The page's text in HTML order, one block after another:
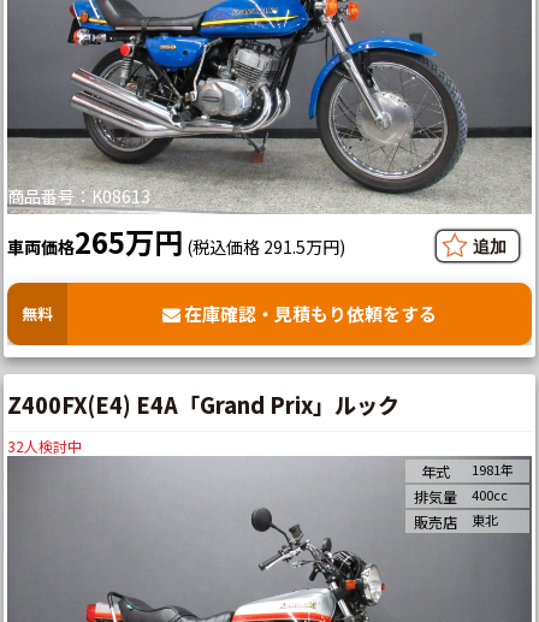
商品番号：K08613
車両価格265万円 (税込価格 291.5万円)
無料 在庫確認・見積もり依頼をする
Z400FX(E4) E4A「Grand Prix」ルック
32人検討中
年式 1981年
排気量 400cc
販売店 東北